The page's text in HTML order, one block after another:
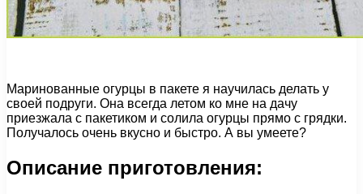
Маринованные огурцы в пакете я научилась делать у
своей подруги. Она всегда летом ко мне на дачу
приезжала с пакетиком и солила огурцы прямо с грядки.
Получалось очень вкусно и быстро. А вы умеете?
Описание приготовления: